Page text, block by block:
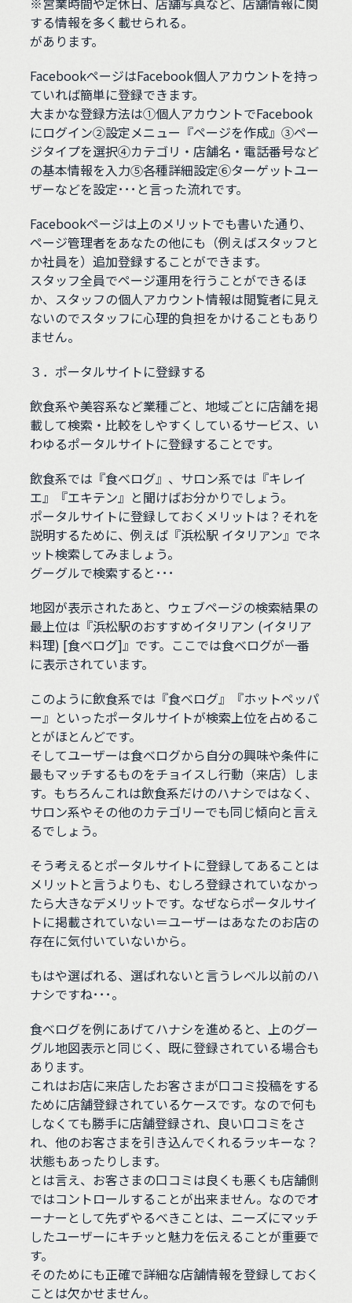
する情報を多く載せられる。
があります。
FacebookページはFacebook個人アカウントを持っ
ていれば簡単に登録できます。
大まかな登録方法は①個人アカウントでFacebook
にログイン②設定メニュー『ページを作成』③ペー
ジタイプを選択④カテゴリ・店舗名・電話番号など
の基本情報を入力⑤各種詳細設定⑥ターゲットユー
ザーなどを設定･･･と言った流れです。
Facebookページは上のメリットでも書いた通り、
ページ管理者をあなたの他にも（例えばスタッフと
か社員を）追加登録することができます。
スタッフ全員でページ運用を行うことができるほ
か、スタッフの個人アカウント情報は閲覧者に見え
ないのでスタッフに心理的負担をかけることもあり
ません。
３．ポータルサイトに登録する
飲食系や美容系など業種ごと、地域ごとに店舗を掲
載して検索・比較をしやすくしているサービス、い
わゆるポータルサイトに登録することです。
飲食系では『食べログ』、サロン系では『キレイ
エ』『エキテン』と聞けばお分かりでしょう。
ポータルサイトに登録しておくメリットは？それを
説明するために、例えば『浜松駅 イタリアン』でネ
ット検索してみましょう。
グーグルで検索すると･･･
地図が表示されたあと、ウェブページの検索結果の
最上位は『浜松駅のおすすめイタリアン (イタリア
料理) [食べログ]』です。ここでは食べログが一番
に表示されています。
このように飲食系では『食べログ』『ホットペッパ
ー』といったポータルサイトが検索上位を占めるこ
とがほとんどです。
そしてユーザーは食べログから自分の興味や条件に
最もマッチするものをチョイスし行動（来店）しま
す。もちろんこれは飲食系だけのハナシではなく、
サロン系やその他のカテゴリーでも同じ傾向と言え
るでしょう。
そう考えるとポータルサイトに登録してあることは
メリットと言うよりも、むしろ登録されていなかっ
たら大きなデメリットです。なぜならポータルサイ
トに掲載されていない＝ユーザーはあなたのお店の
存在に気付いていないから。
もはや選ばれる、選ばれないと言うレベル以前のハ
ナシですね･･･。
食べログを例にあげてハナシを進めると、上のグー
グル地図表示と同じく、既に登録されている場合も
あります。
これはお店に来店したお客さまが口コミ投稿をする
ために店舗登録されているケースです。なので何も
しなくても勝手に店舗登録され、良い口コミをさ
れ、他のお客さまを引き込んでくれるラッキーな？
状態もあったりします。
とは言え、お客さまの口コミは良くも悪くも店舗側
ではコントロールすることが出来ません。なのでオ
ーナーとして先ずやるべきことは、ニーズにマッチ
したユーザーにキチッと魅力を伝えることが重要で
す。
そのためにも正確で詳細な店舗情報を登録しておく
ことは欠かせません。